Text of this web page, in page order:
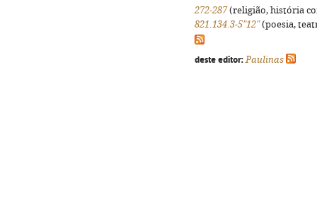
272-287(religião, história
821.134.3-5"12"(poesia,
deste editor: Paulinas